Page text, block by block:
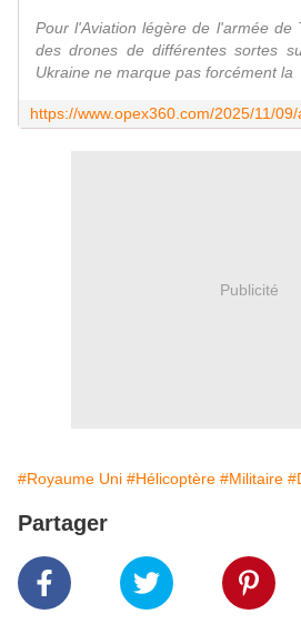
Pour l'Aviation légère de l'armée de
des drones de différentes sortes
Ukraine ne marque pas forcément la
Publicité
#Royaume Uni #Hélicoptère #Militaire
Partager